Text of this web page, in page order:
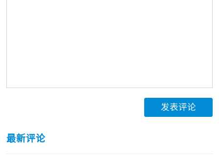
发表评论
最新评论